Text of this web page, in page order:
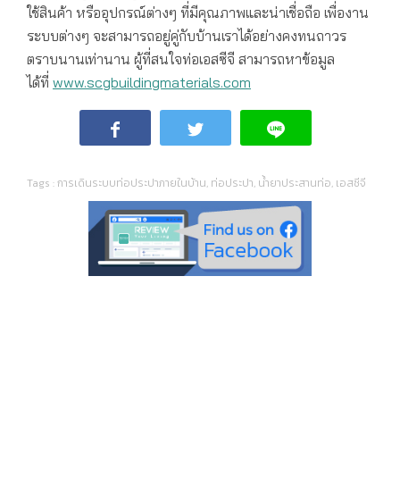
ใช้สินค้า หรืออุปกรณ์ต่างๆ ที่มีคุณภาพและน่าเชื่อถือ เพื่องาน
ระบบต่างๆ จะสามารถอยู่คู่กับบ้านเราได้อย่างคงทนถาวร
ตราบนานเท่านาน ผู้ที่สนใจท่อเอสซีจี สามารถหาข้อมูล
ได้ที่ www.scgbuildingmaterials.com
Tags :การเดินระบบท่อประปาภายในบ้าน, ท่อประปา, น้ำยาประสานท่อ, เอสซีจี